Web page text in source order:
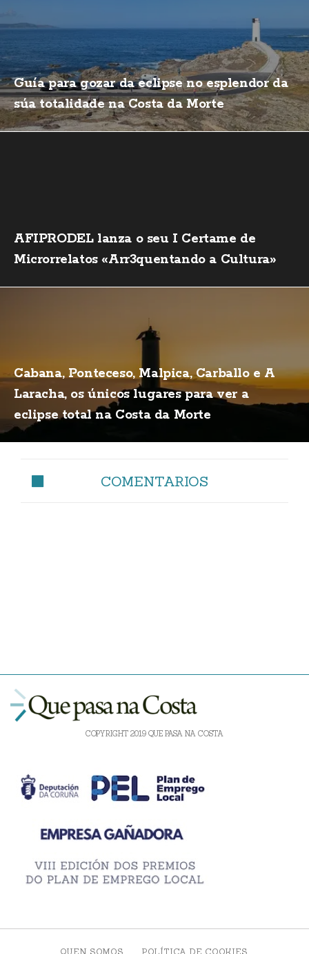
Guía para gozar da eclipse no esplendor da
súa totalidade na Costa da Morte
AFIPRODEL lanza o seu I Certame de
Microrrelatos «Arr3quentando a Cultura»
Cabana, Ponteceso, Malpica, Carballo e A
Laracha, os únicos lugares para ver a
eclipse total na Costa da Morte
COMENTARIOS
COPYRIGHT 2019 QUE PASA NA COSTA
QUEN SOMOS POLÍTICA DE COOKIES